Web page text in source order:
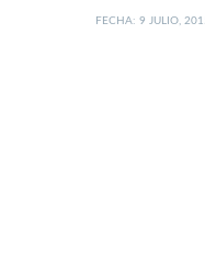
FECHA: 9 JULIO,